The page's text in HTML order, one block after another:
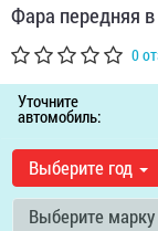
Фара передняя в
0
Уточните
автомобиль:
Выберите год
Выберите марку